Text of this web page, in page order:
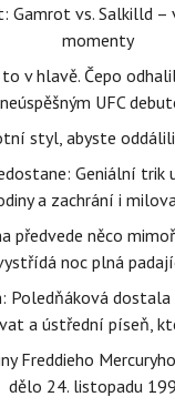
Gamrot vs. Salkilld –
momenty
v hlavě. Čepo
neúspěšným UFC
styl, abyste
Geniální trik
a zachrání i
předvede něco
noc plná
Poledňáková
a ústřední píseň,
Freddieho
dělo 24. listopadu